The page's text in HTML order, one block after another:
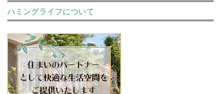
ハミングライフについて